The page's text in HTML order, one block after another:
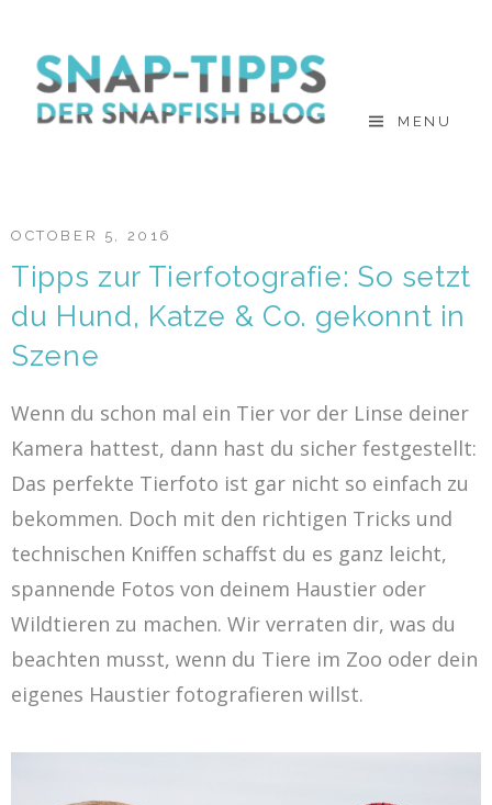
content
MENU
Tipps zur Tierfotografie: So setzt
du Hund, Katze & Co. gekonnt in
Szene
OCTOBER 5, 2016
Wenn du schon mal ein Tier vor der Linse deiner
Kamera hattest, dann hast du sicher festgestellt:
Das perfekte Tierfoto ist gar nicht so einfach zu
bekommen. Doch mit den richtigen Tricks und
technischen Kniffen schaffst du es ganz leicht,
spannende Fotos von deinem Haustier oder
Wildtieren zu machen. Wir verraten dir, was du
beachten musst, wenn du Tiere im Zoo oder dein
eigenes Haustier fotografieren willst.